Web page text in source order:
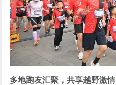
多地跑友汇聚，共享越野激情